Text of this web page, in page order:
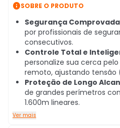
SOBRE O PRODUTO
Segurança
por profissionais de
consecutivos.
Controle Total e
personalize sua cerca
remoto, ajustando tensão
Proteção de Longo
de grandes perímetros
1.600m lineares.
Ver mais